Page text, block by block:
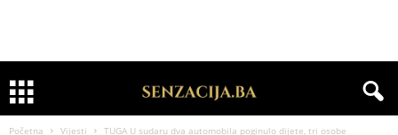
Početna Vijesti
TUGA U sudaru dva automobila poginulo dijete, tri osobe